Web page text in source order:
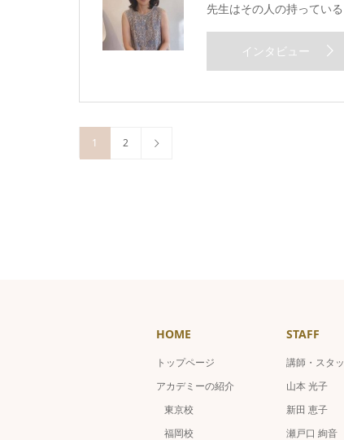
先生はその人の持ってい
インタビュー
1 2
HOME
トップページ
アカデミーの紹介
東京校
福岡校
STAFF
講師・スタ
山本 光子
新田 恵子
瀬戸口 絢音